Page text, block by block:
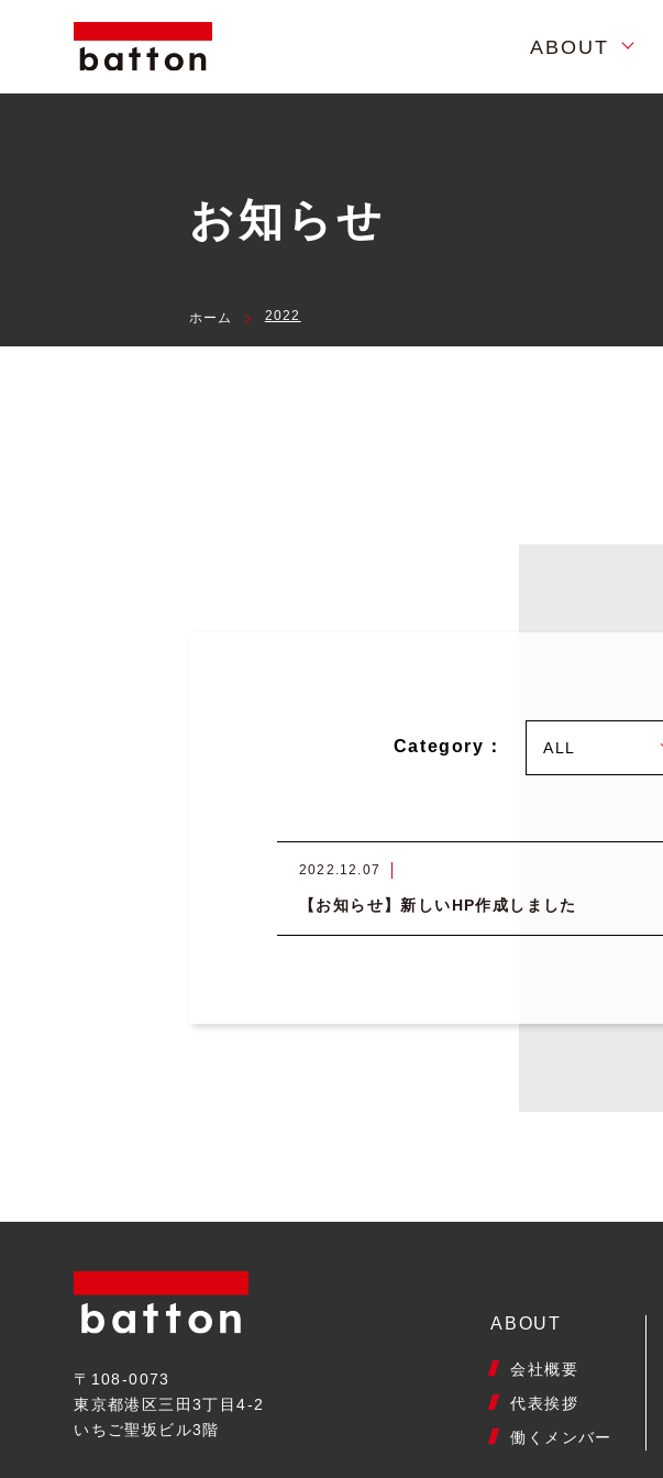
ABOUT
お知らせ
ホーム 2022
Category： ALL
2022.12.07
【お知らせ】新しいHP作成しました
〒108-0073
東京都港区三田3丁目4-2
いちご聖坂ビル3階
ABOUT
会社概要
代表挨拶
働くメンバー